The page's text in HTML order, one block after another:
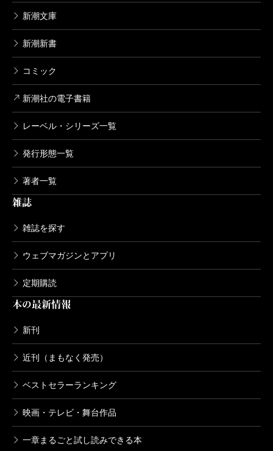
新潮文庫
新潮新書
コミック
新潮社の電子書籍
レーベル・シリーズ一覧
発行形態一覧
著者一覧
雑誌
雑誌を探す
ウェブマガジンとアプリ
定期購読
本の最新情報
新刊
近刊（まもなく発売）
ベストセラーランキング
映画・テレビ・舞台作品
一章まるごと試し読みできる本